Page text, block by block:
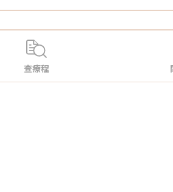
查療程